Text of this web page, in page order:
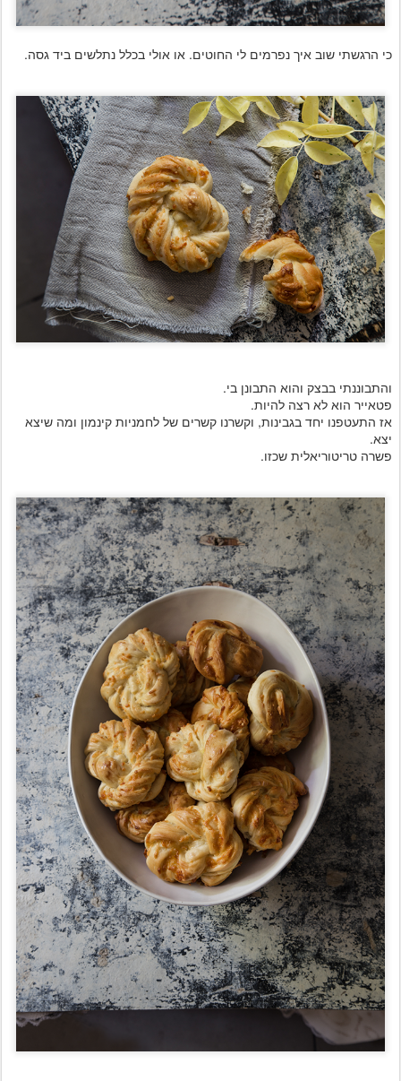
כי הרגשתי שוב איך נפרמים לי החוטים. או אולי בכלל נתלשים ביד גסה.
והתבוננתי בבצק והוא התבונן בי.
פטאייר הוא לא רצה להיות.
אז התעטפנו יחד בגבינות, וקשרנו קשרים של לחמניות קינמון ומה שיצא
יצא.
פשרה טריטוריאלית שכזו.